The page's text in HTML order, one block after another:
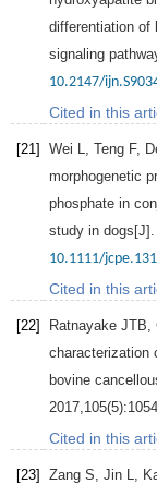
differentiation of
signaling
10.2147/
Cited in this
[21] Wei L Teng F,
morphogenetic
phosphate in
study in dogs[J].
10.1111/
Cited in this
[22] Ratnayake JTB
characterization
bovine
2017 105
Cited in this
[23] Zang S Jin L